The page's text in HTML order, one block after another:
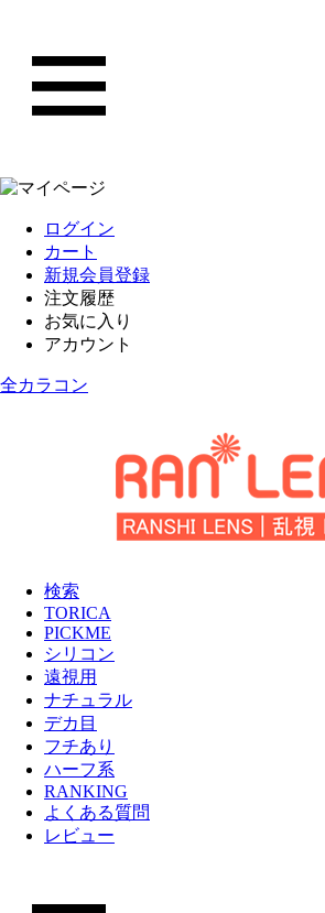
ログイン
カート
新規会員登録
注文履歴
お気に入り
アカウント
全カラコン
検索
TORICA
PICKME
シリコン
遠視用
ナチュラル
デカ目
フチあり
ハーフ系
RANKING
よくある質問
レビュー